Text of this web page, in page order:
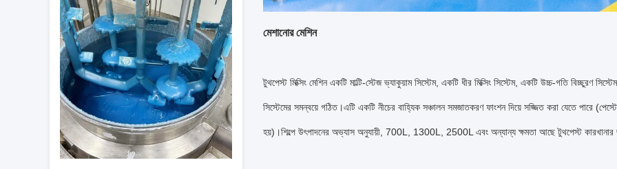
মেশানোর মেশিন
টুথপেস্ট মিক্সিং মেশিন একটি মাল্টি-স্টেজ ভ্যাকুয়াম সিস্টেম, একটি ধীর মিক্সিং সিস্টেম, একটি উচ্চ-গতি বিচ্ছুরণ
সিস্টেমের সমন্বয়ে গঠিত।এটি একটি নীচের বাহ্যিক সঞ্চালন সমজাতকরণ ফাংশন দিয়ে সজ্জিত করা যেতে পারে
হয়)।শিল্পে উৎপাদনের অভ্যাস অনুযায়ী, 700L, 1300L, 2500L এবং অন্যান্য ক্ষমতা আছে টুথপেস্ট কারখানার